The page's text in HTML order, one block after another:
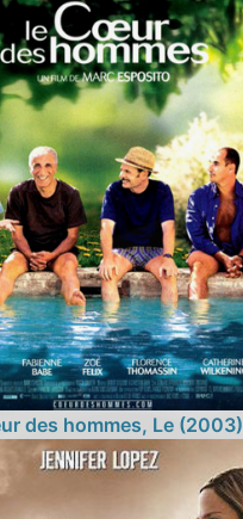
des hommes, Le (2003)